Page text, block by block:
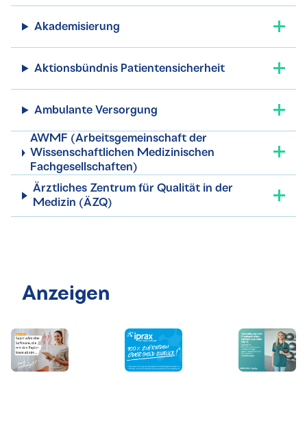
Akademisierung
Aktionsbündnis Patientensicherheit
Ambulante Versorgung
AWMF (Arbeitsgemeinschaft der
Wissenschaftlichen Medizinischen
Fachgesellschaften)
Ärztliches Zentrum für Qualität in der
Medizin (ÄZQ)
Anzeigen